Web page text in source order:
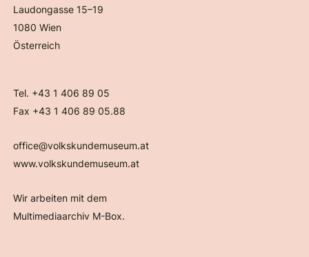
Laudongasse 15–19
1080 Wien
Österreich
Tel. +43 1 406 89 05
Fax +43 1 406 89 05.88
office@volkskundemuseum.at
www.volkskundemuseum.at
Wir arbeiten mit dem
Multimediaarchiv M-Box.